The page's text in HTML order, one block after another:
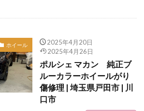
ホイール
2025年4月20日
2025年4月26日
ポルシェ マカン 純正ブ
ルーカラーホイールがり
傷修理 | 埼玉県戸田市 | 川
口市